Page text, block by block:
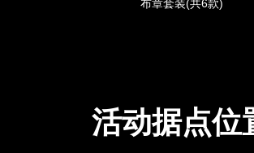
布章套装(共6款)
活动据点位